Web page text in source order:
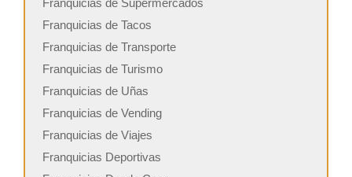
Franquicias de Supermercados
Franquicias de Tacos
Franquicias de Transporte
Franquicias de Turismo
Franquicias de Uñas
Franquicias de Vending
Franquicias de Viajes
Franquicias Deportivas